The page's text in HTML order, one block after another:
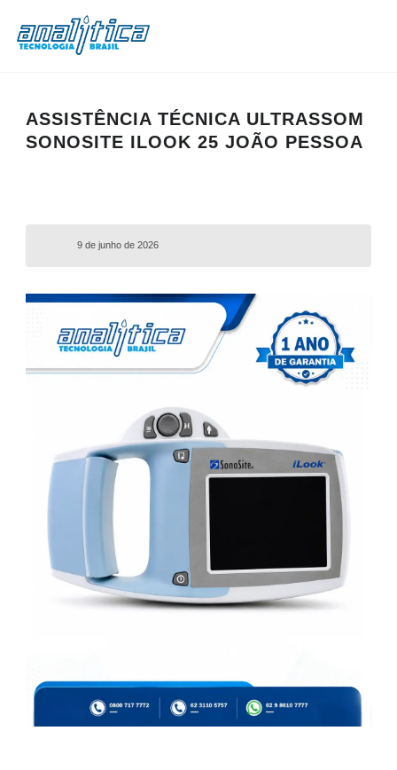
ASSISTÊNCIA TÉCNICA ULTRASSOM
SONOSITE ILOOK 25 JOÃO PESSOA
9 de junho de 2026